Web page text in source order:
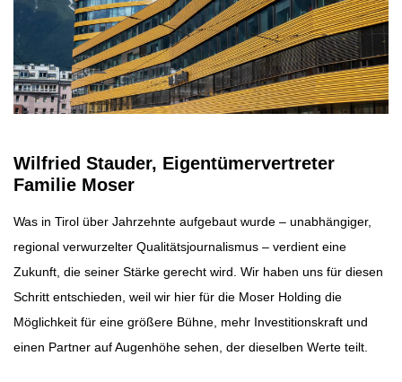
Wilfried Stauder, Eigentümervertreter
Familie Moser
Was in Tirol über Jahrzehnte aufgebaut wurde – unabhängiger,
regional verwurzelter Qualitätsjournalismus – verdient eine
Zukunft, die seiner Stärke gerecht wird. Wir haben uns für diesen
Schritt entschieden, weil wir hier für die Moser Holding die
Möglichkeit für eine größere Bühne, mehr Investitionskraft und
einen Partner auf Augenhöhe sehen, der dieselben Werte teilt.